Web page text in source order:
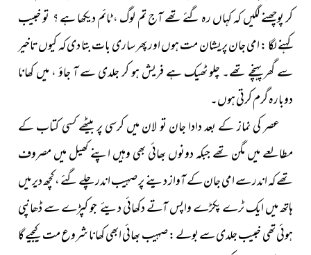
کر پوچھنے لگیں کہ کہاں رہ گئے تھے آج تم لوگ ، ٹائم دیکھا ہے ؟ تو خبیب
کہنے لگا : امی جان پریشان مت ہوں اور پھر ساری بات بتا دی کہ کیوں تاخیر
سے گھر پہنچے تھے۔ چلو ٹھیک ہے فریش ہو کر جلدی سے آ جاؤ ، میں کھانا
دوبارہ گرم کرتی ہوں۔
عصر کی نماز کے بعد دادا جان تو لان میں کرسی پر بیٹھے کسی کتاب کے
مطالعے میں مگن تھے جبکہ دونوں بھائی بھی وہیں اپنے کھیل میں مصروف
تھے کہ اندر سے امی جان کے آواز دینے پر صہیب اندر چلے گئے ، کچھ دیر میں
ہاتھ میں ایک ٹرے پکڑے واپس آتے دکھائی دیئے جو کپڑے سے ڈھانپی
ہوئی تھی خبیب جلدی سے بولے : صہیب بھائی ابھی کھانا شروع مت کیجیے گا